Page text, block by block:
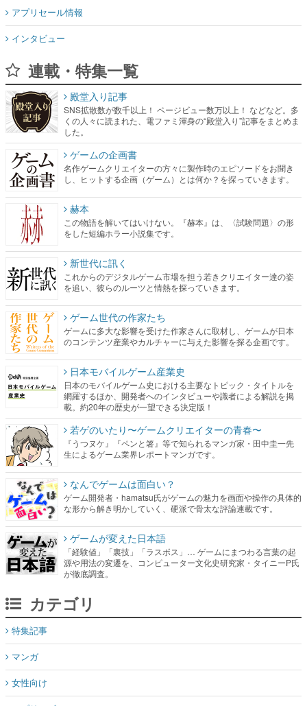
アプリセール情報
インタビュー
連載・特集一覧
殿堂入り記事
SNS拡散数が数千以上！ ページビュー数万以上！ などなど。多
くの人々に読まれた、電ファミ渾身の“殿堂入り”記事をまとめま
した。
ゲームの企画書
名作ゲームクリエイターの方々に製作時のエピソードをお聞き
し、ヒットする企画（ゲーム）とは何か？を探っていきます。
赫本
この物語を解いてはいけない。『赫本』は、〈試験問題〉の形
をした短編ホラー小説集です。
新世代に訊く
これからのデジタルゲーム市場を担う若きクリエイター達の姿
を追い、彼らのルーツと情熱を探っていきます。
ゲーム世代の作家たち
ゲームに多大な影響を受けた作家さんに取材し、ゲームが日本
のコンテンツ産業やカルチャーに与えた影響を探る企画です。
日本モバイルゲーム産業史
日本のモバイルゲーム史における主要なトピック・タイトルを
網羅するほか、開発者へのインタビューや識者による解説を掲
載。約20年の歴史が一望できる決定版！
若ゲのいたり〜ゲームクリエイターの青春〜
『うつヌケ』『ペンと箸』等で知られるマンガ家・田中圭一先
生によるゲーム業界レポートマンガです。
なんでゲームは面白い？
ゲーム開発者・hamatsu氏がゲームの魅力を画面や操作の具体的
な形から解き明かしていく、硬派で骨太な評論連載です。
ゲームが変えた日本語
「経験値」「裏技」「ラスボス」… ゲームにまつわる言葉の起
源や用法の変遷を、コンピューター文化史研究家・タイニーP氏
が徹底調査。
カテゴリ
特集記事
マンガ
女性向け